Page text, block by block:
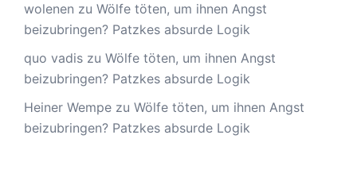
wolenen zu Wölfe töten, um ihnen Angst
beizubringen? Patzkes absurde Logik
quo vadis zu Wölfe töten, um ihnen Angst
beizubringen? Patzkes absurde Logik
Heiner Wempe zu Wölfe töten, um ihnen Angst
beizubringen? Patzkes absurde Logik